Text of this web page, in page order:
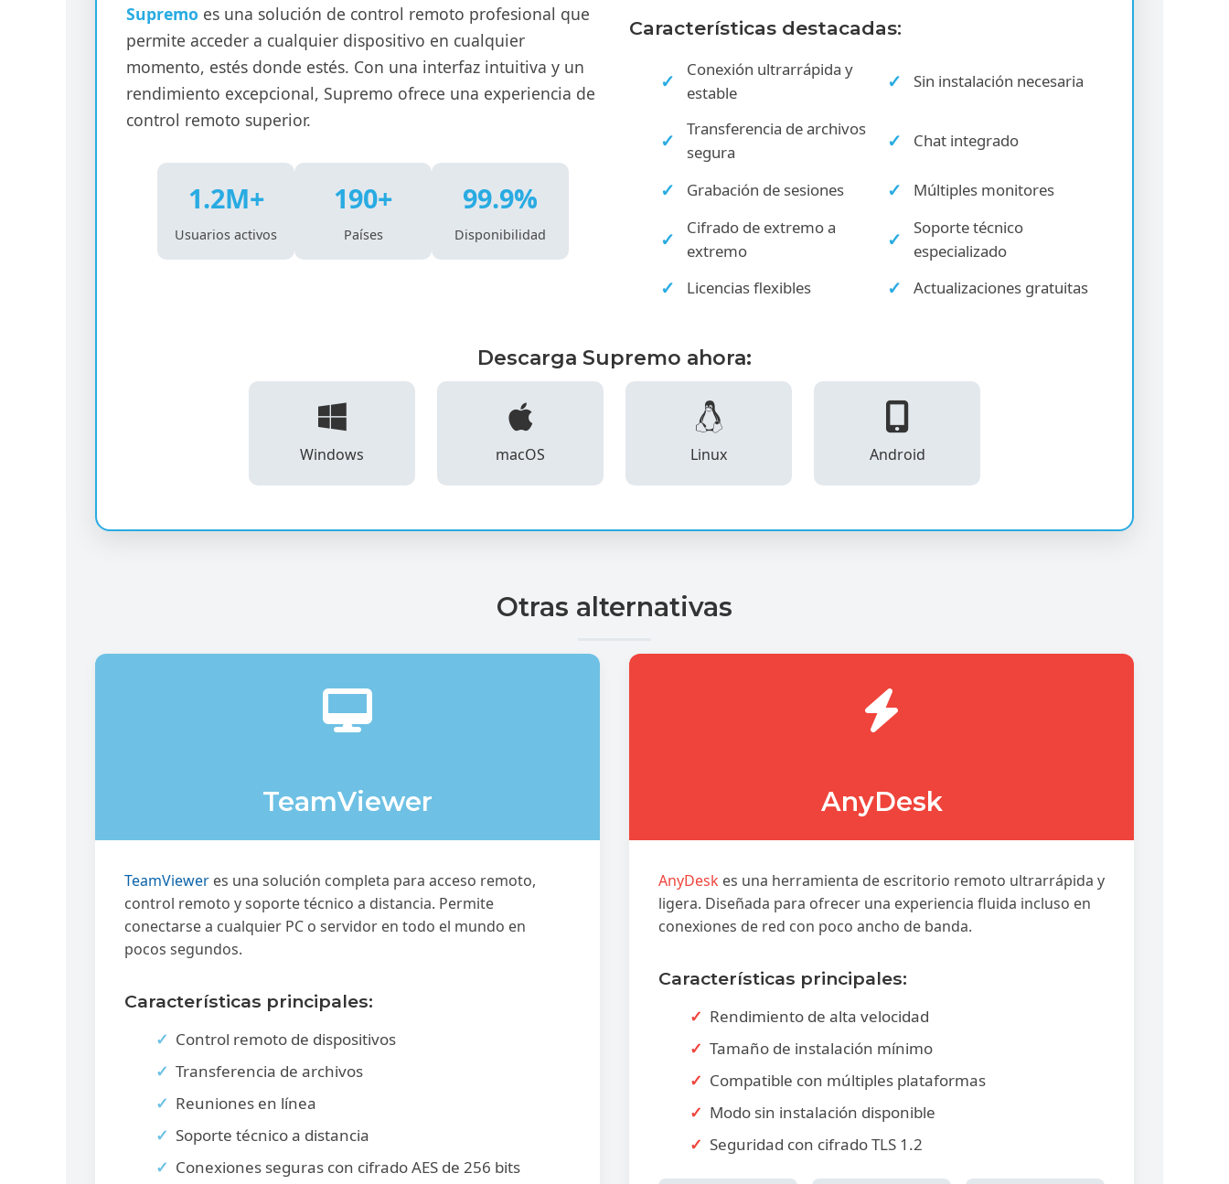
Supremo es una solución de control remoto profesional que
permite acceder a cualquier dispositivo en cualquier
momento, estés donde estés. Con una interfaz intuitiva y un
rendimiento excepcional, Supremo ofrece una experiencia de
control remoto superior.
1.2M+
Usuarios activos
190+
Países
99.9%
Disponibilidad
Características destacadas:
Conexión ultrarrápida y
estable
Sin instalación necesaria
Transferencia de archivos
segura
Chat integrado
Grabación de sesiones
Múltiples monitores
Cifrado de extremo a
extremo
Soporte técnico
especializado
Licencias flexibles
Actualizaciones gratuitas
Descarga Supremo ahora:
Windows macOS Linux Android
Otras alternativas
TeamViewer
TeamViewer es una solución completa para acceso remoto,
control remoto y soporte técnico a distancia. Permite
conectarse a cualquier PC o servidor en todo el mundo en
pocos segundos.
Características principales:
Control remoto de dispositivos
Transferencia de archivos
Reuniones en línea
Soporte técnico a distancia
Conexiones seguras con cifrado AES de 256 bits
AnyDesk
AnyDesk es una herramienta de escritorio remoto ultrarrápida y
ligera. Diseñada para ofrecer una experiencia fluida incluso en
conexiones de red con poco ancho de banda.
Características principales:
Rendimiento de alta velocidad
Tamaño de instalación mínimo
Compatible con múltiples plataformas
Modo sin instalación disponible
Seguridad con cifrado TLS 1.2